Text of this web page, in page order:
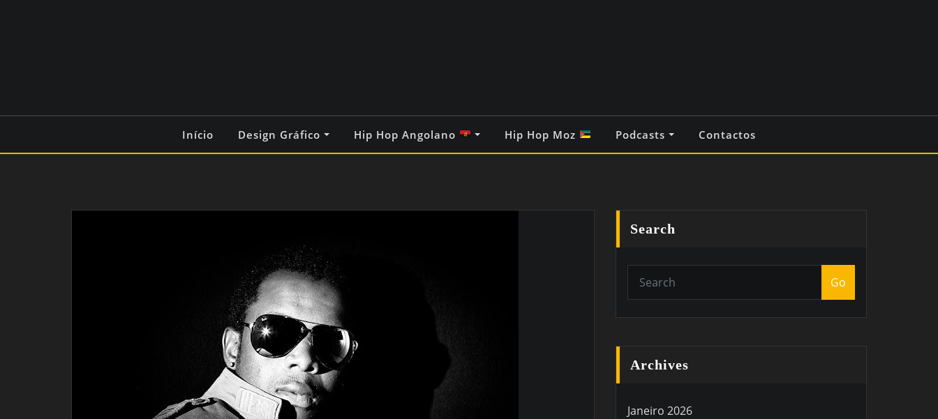
Início Design Gráfico Hip Hop Angolano Hip Hop Moz Podcasts Contactos
Search
Go
Archives
Janeiro 2026